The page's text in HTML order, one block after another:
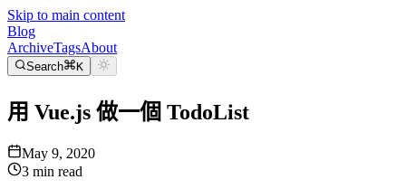
Skip to main content
Blog
ArchiveTagsAbout
Search K
用 Vue.js 做一個 TodoList
May 9, 2020
3 min read